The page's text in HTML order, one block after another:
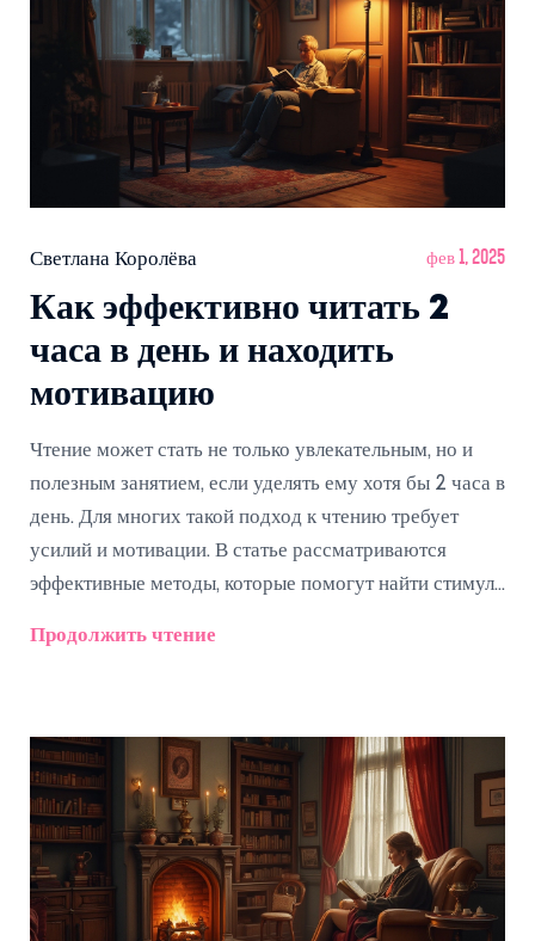
Светлана Королёва фев 1, 2025
Как эффективно читать 2
часа в день и находить
мотивацию
Чтение может стать не только увлекательным, но и
полезным занятием, если уделять ему хотя бы 2 часа в
день. Для многих такой подход к чтению требует
усилий и мотивации. В статье рассматриваются
эффективные методы, которые помогут найти стимул
представлены советы, как превратить это в привычку,
Продолжить чтение